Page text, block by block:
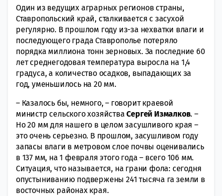
Один из ведущих аграрных регионов страны,
Ставропольский край, сталкивается с засухой
регулярно. В прошлом году из-за нехватки влаги и
последующего града Ставрополье потеряло
порядка миллиона тонн зерновых. За последние 60
лет среднегодовая температура выросла на 1,4
градуса, а количество осадков, выпадающих за
год, уменьшилось на 20 мм.
– Казалось бы, немного, – говорит краевой
министр сельского хозяйстваСергей Измалков. –
Но 20 мм для нашего в целом засушливого края –
это очень серьезно. В прошлом, засушливом году
запасы влаги в метровом слое почвы оценивались
в 137 мм, на 1 февраля этого года – всего 106 мм.
Ситуация, что называется, на грани фола: сегодня
опустыниванию подвержены 241 тысяча га земли в
восточных районах края.